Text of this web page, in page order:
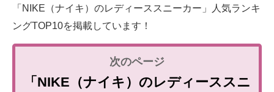
「NIKE（ナイキ）のレディーススニーカー」人気ランキ
ングTOP10を掲載しています！
「NIKE（ナイキ）のレディーススニ